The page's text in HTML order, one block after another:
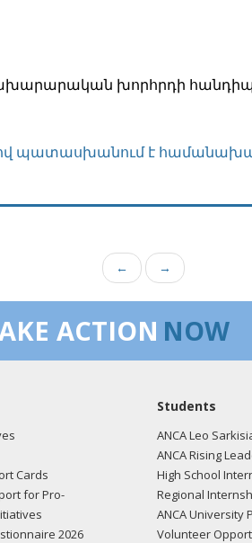
խորհրդի
պատասխանում է
← →
ACTION NOW
Cards
for Pro-
2026
Students
ANCA Leo
ANCA Rising
High School
Regional
ANCA University
Volunteer